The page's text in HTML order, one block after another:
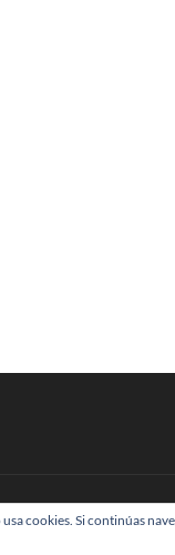
| Diseñado por:Theme
cookies. Si continúas